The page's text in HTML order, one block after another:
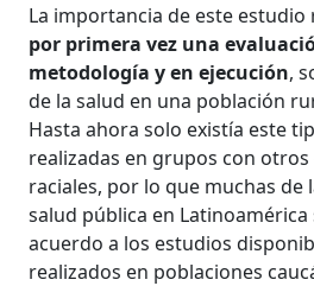
La importancia de este estudio
por primera vez una
metodología y en ejecución,
de la salud en una población
Hasta ahora solo existía este
realizadas en grupos con
raciales, por lo que muchas de
salud pública en
acuerdo a los estudios
realizados en poblaciones